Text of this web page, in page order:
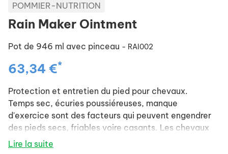
POMMIER-NUTRITION
Rain Maker Ointment
Pot de 946 ml avec pinceau - RAI002
63,34 €*
Protection et entretien du pied pour chevaux.
Temps sec, écuries poussiéreuses, manque
d'exercice sont des facteurs qui peuvent engendrer
des pieds secs, friables voire casants. Les chevaux
travaillant sur sol humide ont souvent la sole qui
Lire la suite